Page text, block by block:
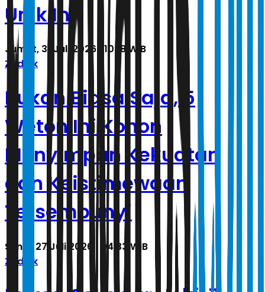
Unik Ini
Jumat, 31 Juli 2026 | 10.18 WIB
Zodiak
Bukan Biasa Saja, 5
Weton Ini Konon
Menyimpan Kekuatan
dan Keistimewaan
Tersembunyi
Senin, 27 Juli 2026 | 04.33 WIB
Zodiak